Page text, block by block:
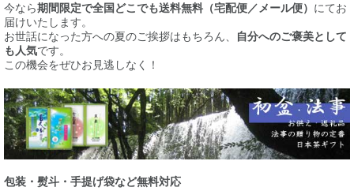
今なら期間限定で全国どこでも送料無料（宅配便／メール便） にてお
届けいたします。
お世話になった方への夏のご挨拶はもちろん、
自分へのご褒美として
も人気です。
この機会をぜひお見逃しなく！
包装・熨斗・手提げ袋など無料対応